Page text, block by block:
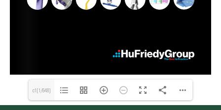
c1(1/648)